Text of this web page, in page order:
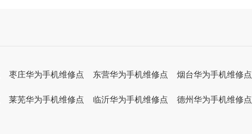
枣庄华为手机维修点 东营华为手机维修点 烟台华为手机维修点
莱芜华为手机维修点 临沂华为手机维修点 德州华为手机维修点